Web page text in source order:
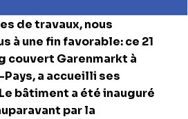
de travaux, nous
à une fin favorable: ce 21
couvert Garenmarkt à
Pays, a accueilli ses
bâtiment a été inauguré
par la